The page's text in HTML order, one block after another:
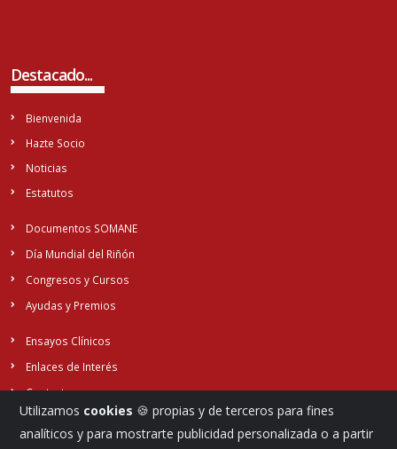
Destacado...
Bienvenida
Hazte Socio
Noticias
Estatutos
Documentos SOMANE
Día Mundial del Riñón
Congresos y Cursos
Ayudas y Premios
Ensayos Clínicos
Enlaces de Interés
Contacto
Utilizamos cookies 🍪 propias y de terceros para fines
analíticos y para mostrarte publicidad personalizada o a partir